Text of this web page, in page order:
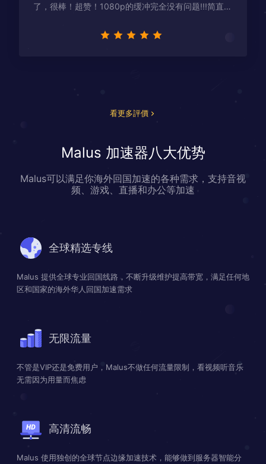
了，很棒！超赞！1080p的缓冲完全没有问题!!!简直救
看更多評價
Malus 加速器八大优势
Malus可以满足你海外回国加速的各种需求，支持音视
频、游戏、直播和办公等加速
全球精选专线
Malus 提供全球专业回国线路，不断升级维护提高带宽，满足任何地
区和国家的海外华人回国加速需求
无限流量
不管是VIP还是免费用户，Malus不做任何流量限制，看视频听音乐
无需因为用量而焦虑
高清流畅
Malus 使用独创的全球节点边缘加速技术，能够做到服务器智能分